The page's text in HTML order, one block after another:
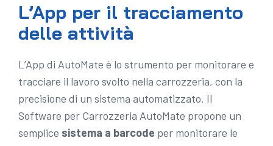
L’App per il tracciamento
delle attività
L’App di AutoMate è lo strumento per monitorare e
tracciare il lavoro svolto nella carrozzeria, con la
precisione di un sistema automatizzato. Il
Software per Carrozzeria AutoMate propone un
semplice sistema a barcode per monitorare le